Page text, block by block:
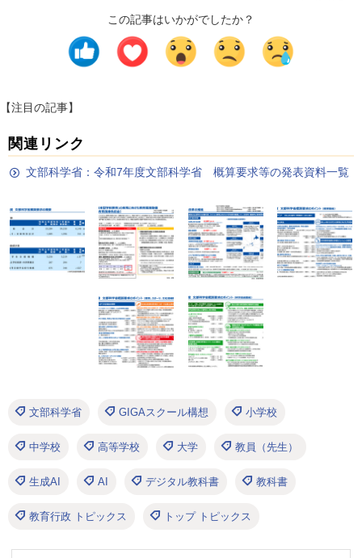
この記事はいかがでしたか？
【注目の記事】
関連リンク
文部科学省：令和7年度文部科学省 概算要求等の発表資料一覧
文部科学省 GIGAスクール構想 小学校
中学校 高等学校 大学 教員（先生）
生成AI AI デジタル教科書 教科書
教育行政 トピックス トップ トピックス